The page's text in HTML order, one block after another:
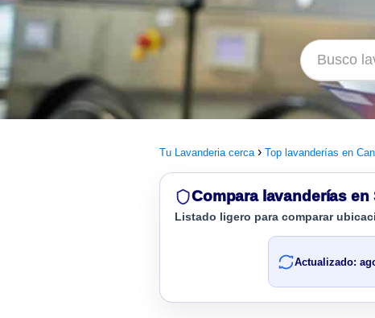
Tu Lavanderia cerca Top lavanderías en
Compara lavanderías en
Listado ligero para comparar
Actualizado: